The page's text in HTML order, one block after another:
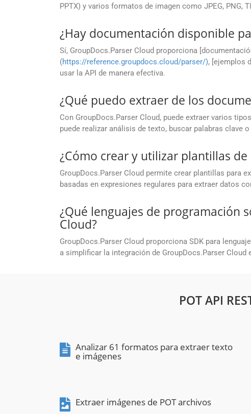
PPTX) y varios formatos de imagen como JPEG, PNG,
¿Hay documentación disponible
Sí, GroupDocs.Parser Cloud proporciona
(https://reference.groupdocs.cloud/parser/), [ejemplos
usar la API de manera efectiva.
¿Qué puedo extraer de los
Con GroupDocs.Parser Cloud, puede extraer varios
puede realizar análisis de texto, buscar palabras
¿Cómo crear y utilizar plantillas
GroupDocs.Parser Cloud permite crear plantillas para
basadas en expresiones regulares para extraer datos
¿Qué lenguajes de programación
Cloud?
GroupDocs.Parser Cloud proporciona SDK para
a simplificar la integración de GroupDocs.Parser Cloud
POT API
Analizar 61 formatos para extraer texto
e imágenes
Extraer imágenes de POT archivos